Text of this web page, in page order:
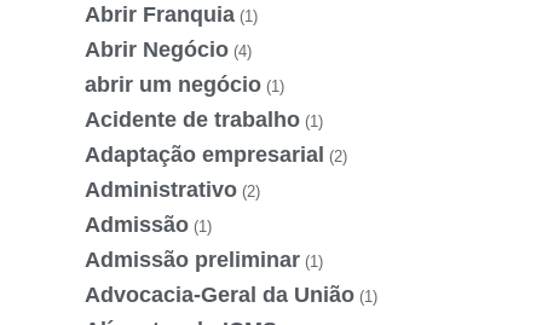
Abrir Franquia (1)
Abrir Negócio (4)
abrir um negócio (1)
Acidente de trabalho (1)
Adaptação empresarial (2)
Administrativo (2)
Admissão (1)
Admissão preliminar (1)
Advocacia-Geral da União (1)